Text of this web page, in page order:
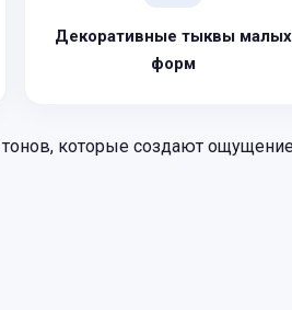
Декоративные тыквы малых
форм
которые создают